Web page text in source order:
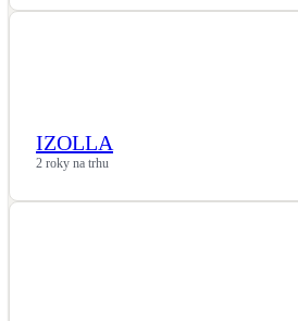
IZOLLA
2 roky na trhu